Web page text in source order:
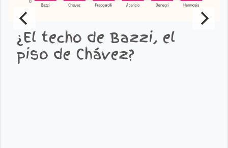
¿El techo de Bazzi, el
piso de Chávez?